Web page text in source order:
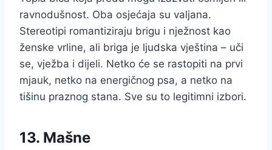
ravnodušnost. Oba osjećaja su valjana.
Stereotipi romantiziraju brigu i nježnost kao
ženske vrline, ali briga je ljudska vještina – uči
se, vježba i dijeli. Netko će se rastopiti na prvi
mjauk, netko na energičnog psa, a netko na
tišinu praznog stana. Sve su to legitimni izbori.
13. Mašne